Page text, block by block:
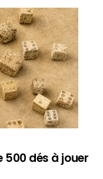
500 dés à jouer